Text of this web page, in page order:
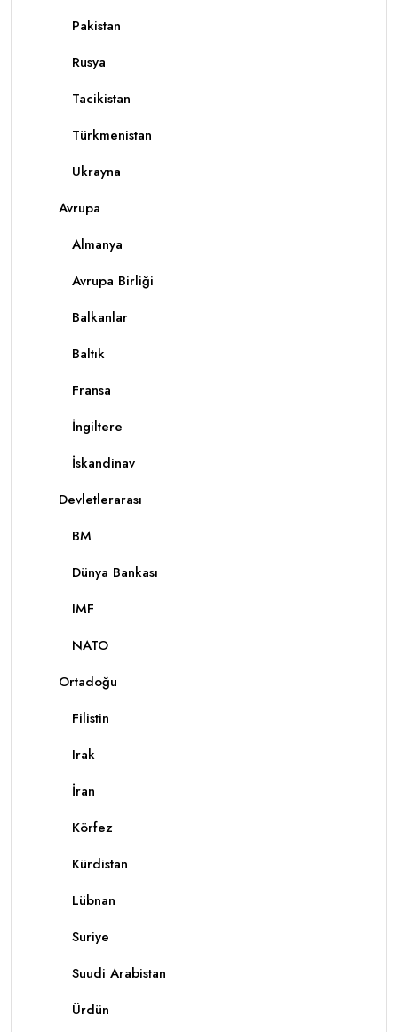
Pakistan
Rusya
Tacikistan
Türkmenistan
Ukrayna
Avrupa
Almanya
Avrupa Birliği
Balkanlar
Baltık
Fransa
İngiltere
İskandinav
Devletlerarası
BM
Dünya Bankası
IMF
NATO
Ortadoğu
Filistin
Irak
İran
Körfez
Kürdistan
Lübnan
Suriye
Suudi Arabistan
Ürdün